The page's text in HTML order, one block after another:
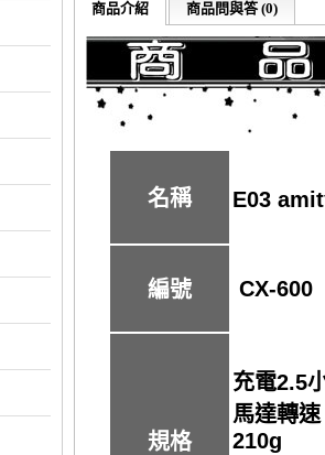
商品介紹 商品問與答 (0)
名稱 E03
編號 CX-600
規格
充電2.5
馬達轉
210g